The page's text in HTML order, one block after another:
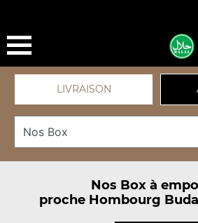
LIVRAISON
Nos Box à
proche Hombourg